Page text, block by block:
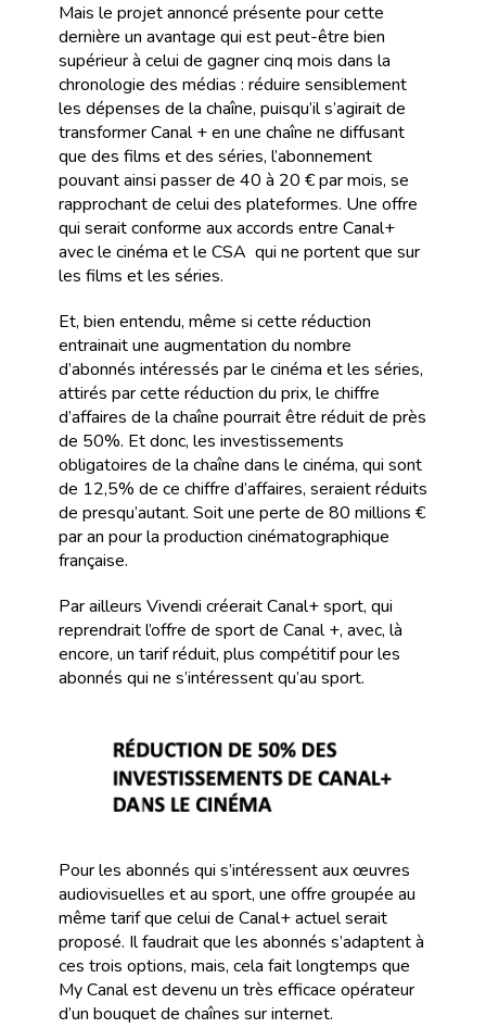
Mais le projet annoncé présente pour cette
dernière un avantage qui est peut-être bien
supérieur à celui de gagner cinq mois dans la
chronologie des médias : réduire sensiblement
les dépenses de la chaîne, puisqu’il s’agirait de
transformer Canal + en une chaîne ne diffusant
que des films et des séries, l’abonnement
pouvant ainsi passer de 40 à 20 € par mois, se
rapprochant de celui des plateformes. Une offre
qui serait conforme aux accords entre Canal+
avec le cinéma et le CSA qui ne portent que sur
les films et les séries.
Et, bien entendu, même si cette réduction
entrainait une augmentation du nombre
d’abonnés intéressés par le cinéma et les séries,
attirés par cette réduction du prix, le chiffre
d’affaires de la chaîne pourrait être réduit de près
de 50%. Et donc, les investissements
obligatoires de la chaîne dans le cinéma, qui sont
de 12,5% de ce chiffre d’affaires, seraient réduits
de presqu’autant. Soit une perte de 80 millions €
par an pour la production cinématographique
française.
Par ailleurs Vivendi créerait Canal+ sport, qui
reprendrait l’offre de sport de Canal +, avec, là
encore, un tarif réduit, plus compétitif pour les
abonnés qui ne s’intéressent qu’au sport.
Pour les abonnés qui s’intéressent aux œuvres
audiovisuelles et au sport, une offre groupée au
même tarif que celui de Canal+ actuel serait
proposé. Il faudrait que les abonnés s’adaptent à
ces trois options, mais, cela fait longtemps que
My Canal est devenu un très efficace opérateur
d’un bouquet de chaînes sur internet.